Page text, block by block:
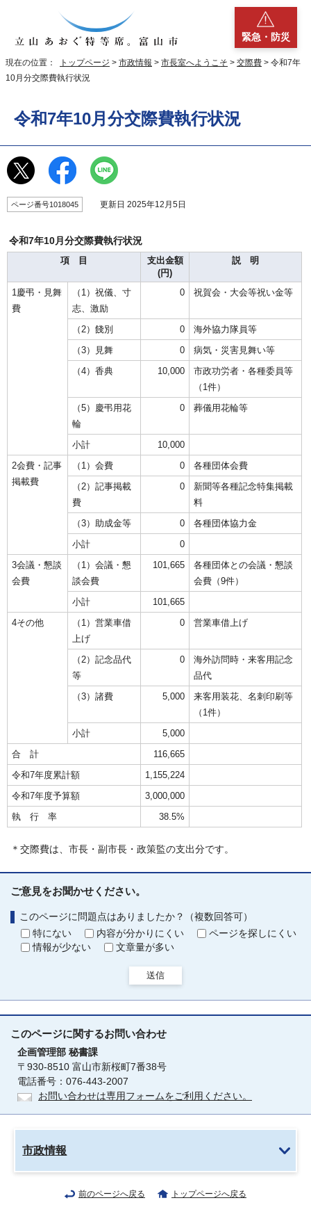
緊急・防災
現在の位置： トップページ > 市政情報 > 市長室へようこそ > 交際費 > 令和7年
10月分交際費執行状況
令和7年10月分交際費執行状況
ページ番号1018045 更新日 2025年12月5日
令和7年10月分交際費執行状況
項 目
支出金額
(円)
説 明
1慶弔・見舞
費
（1）祝儀、寸
志、激励
0 祝賀会・大会等祝い金等
（2）餞別 0
海外協力隊員等
（3）見舞
0
病気・災害見舞い等
（4）香典
10,000
市政功労者・各種委員等
（1件）
（5）慶弔用花
輪
0 葬儀用花輪等
小計
10,000
2会費・記事
掲載費
（1）会費 0
各種団体会費
（2）記事掲載
費
0
新聞等各種記念特集掲載
料
（3）助成金等
0
各種団体協力金
小計
0
3会議・懇談
会費
（1）会議・懇
談会費
101,665
各種団体との会議・懇談
会費（9件）
小計
101,665
4その他
（1）営業車借
上げ
0 営業車借上げ
（2）記念品代
等
0
海外訪問時・来客用記念
品代
（3）諸費
5,000
来客用装花、名刺印刷等
（1件）
小計
5,000
合 計
116,665
令和7年度累計額
1,155,224
令和7年度予算額
3,000,000
執 行 率
38.5%
＊交際費は、市長・副市長・政策監の支出分です。
ご意見をお聞かせください。
このページに問題点はありましたか？（複数回答可）
特にない
内容が分かりにくい
ページを探しにくい
情報が少ない
文章量が多い
送信
このページに関するお問い合わせ
企画管理部 秘書課
〒930-8510 富山市新桜町7番38号
電話番号：076-443-2007
お問い合わせは専用フォームをご利用ください。
市政情報
前のページへ戻る トップページへ戻る